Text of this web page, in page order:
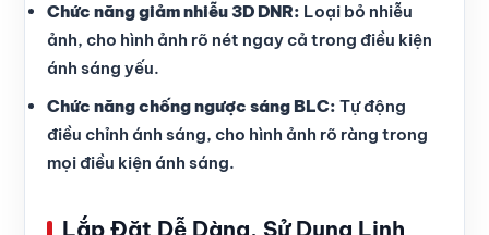
Chức năng giảm nhiễu 3D DNR: Loại bỏ nhiễu
ảnh, cho hình ảnh rõ nét ngay cả trong điều kiện
ánh sáng yếu.
Chức năng chống ngược sáng BLC: Tự động
điều chỉnh ánh sáng, cho hình ảnh rõ ràng trong
mọi điều kiện ánh sáng.
Lắp Đặt Dễ Dàng, Sử Dụng Linh